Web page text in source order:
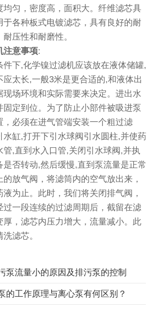
均匀，密度高，面积大。纤维滤芯具
于各种板式电镀滤芯，具有良好的耐
压性和耐磨性。
注意事项:
下,化学镍过滤机应该放在液体储罐,
应太长,一般3米是更合适的,和液体出
现场环境和实际需要来决定。进出水
固定到位。为了防止小部件被吸进泵
，必须在进气管端安装一个粗过滤
水缸,打开下引水球阀引水圆柱,并使药
管,直到水入口管,关闭引水球阀,并执
是否转动,然后缓慢,直到泵流量是正常
放气阀，将滤筒内的空气放出来，
为止。此时，我们将关闭排气阀，
过一段连续的过滤周期后，截留在滤
厚，滤芯内压力增大，流量减小。此
滤芯。
泵流量小的原因及排污泵的控制
的工作原理与离心泵有何区别？